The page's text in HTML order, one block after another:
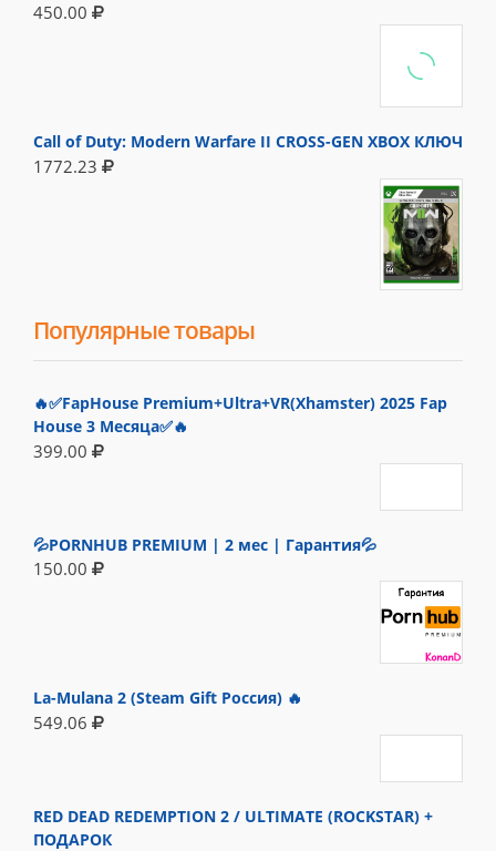
450.00
Call of Duty: Modern Warfare II CROSS-GEN XBOX КЛЮЧ
1772.23
Популярные товары
🔥✅FapHouse Premium+Ultra+VR(Xhamster) 2025 Fap
House 3 Месяца✅🔥
399.00
💦PORNHUB PREMIUM | 2 мес | Гарантия💦
150.00
La-Mulana 2 (Steam Gift Россия) 🔥
549.06
RED DEAD REDEMPTION 2 / ULTIMATE (ROCKSTAR) +
ПОДАРОК